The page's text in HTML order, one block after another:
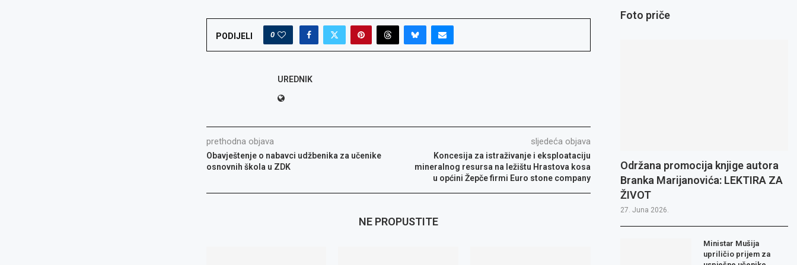
PODIJELI 0
UREDNIK
prethodna objava
Obavještenje o nabavci udžbenika za učenike
osnovnih škola u ZDK
sljedeća objava
Koncesija za istraživanje i eksploataciju
mineralnog resursa na ležištu Hrastova kosa
u općini Žepče firmi Euro stone company
NE PROPUSTITE
Foto priče
Održana promocija knjige autora
Branka Marijanovića: LEKTIRA ZA
ŽIVOT
27. Juna 2026.
Ministar Mušija
upriličio prijem za